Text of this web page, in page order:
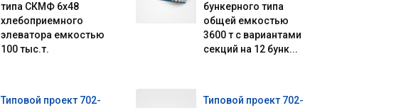
типа СКМФ 6х48
хлебоприемного
элеватора емкостью
100 тыс.т.
бункерного типа
общей емкостью
3600 т с вариантами
секций на 12 бунк...
Типовой проект 702-
Типовой проект 702-